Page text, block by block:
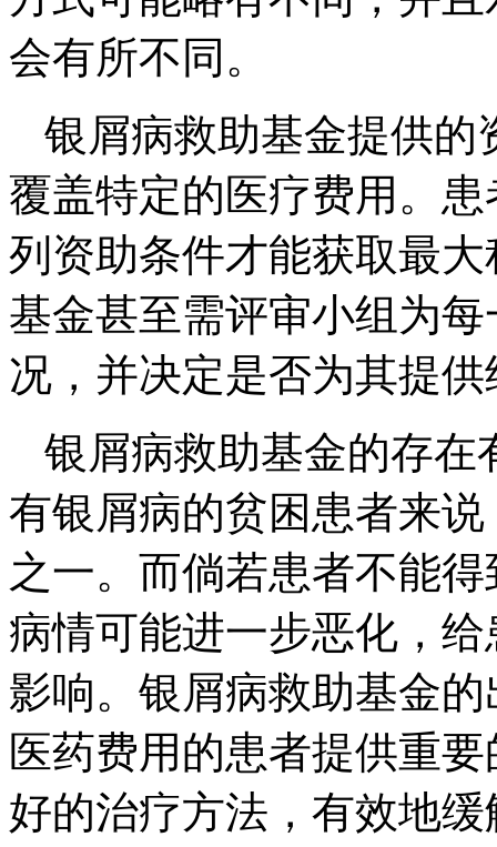
会有所不同。
银屑病救助基金提供的
覆盖特定的医疗费用。
列资助条件才能获取最
基金甚至需评审小组为
况，并决定是否为其提
银屑病救助基金的存在
有银屑病的贫困患者来
之一。而倘若患者不能
病情可能进一步恶化，
影响。银屑病救助基金
医药费用的患者提供重
好的治疗方法，有效地